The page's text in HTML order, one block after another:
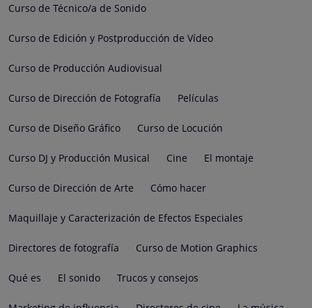
Curso de Técnico/a de Sonido
Curso de Edición y Postproducción de Vídeo
Curso de Producción Audiovisual
Curso de Dirección de Fotografía Películas
Curso de Diseño Gráfico Curso de Locución
Curso DJ y Producción Musical Cine El montaje
Curso de Dirección de Arte Cómo hacer
Maquillaje y Caracterización de Efectos Especiales
Directores de fotografía Curso de Motion Graphics
Qué es El sonido Trucos y consejos